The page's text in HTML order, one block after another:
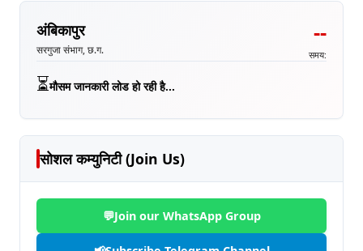
अंबिकापुर
सरगुजा संभाग, छ.ग.
--
समय:
⏳मौसम जानकारी लोड हो रही है...
सोशल कम्युनिटी (Join Us)
💬Join our WhatsApp Group